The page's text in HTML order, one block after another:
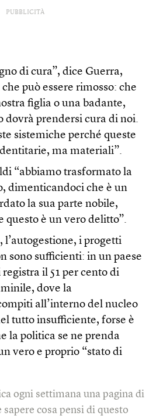
PUBBLICITÀ
di cura”, dice Guerra,
può essere rimosso: che
figlia o una badante,
dovrà prendersi cura di noi.
sistemiche perché queste
ma materiali”.
“abbiamo trasformato la
dimenticandoci che è un
la sua parte nobile,
questo è un vero delitto”.
l’autogestione, i progetti
sono sufficienti: in un paese
il 51 per cento di
dove la
all’interno del nucleo
tutto insufficiente, forse è
la politica se ne prenda
vero e proprio “stato di
ogni settimana una pagina di
cosa pensi di questo